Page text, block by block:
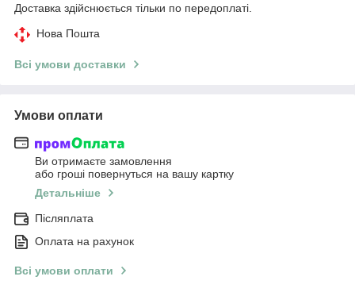
Доставка здійснюється тільки по передоплаті.
Нова Пошта
Всі умови доставки
Умови оплати
Ви отримаєте замовлення
або гроші повернуться на вашу картку
Детальніше
Післяплата
Оплата на рахунок
Всі умови оплати